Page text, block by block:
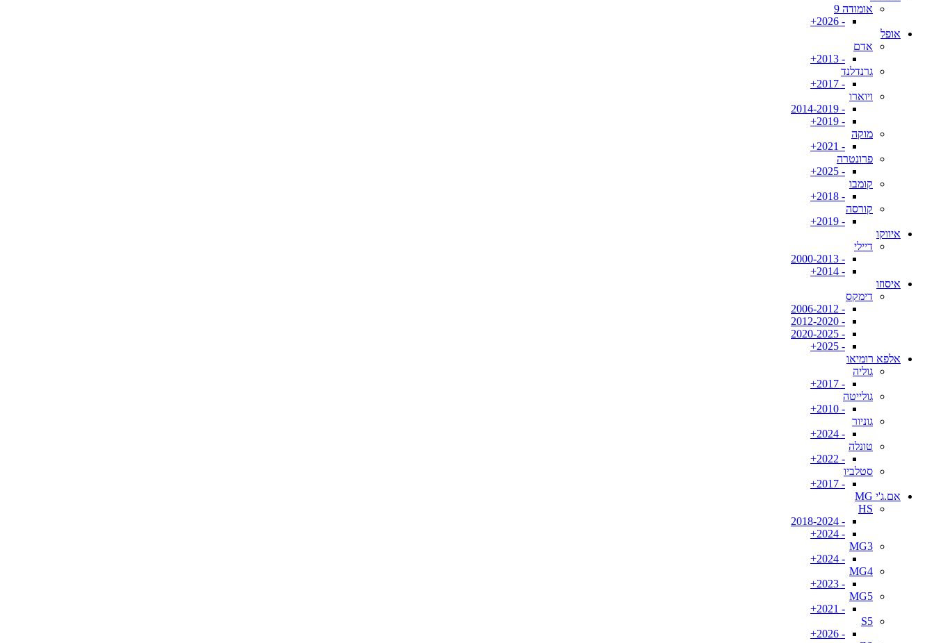
אומודה 9
- 2026+
אופל
אדם
- 2013+
גרנדלנד
- 2017+
ויוארו
- 2014-2019
- 2019+
מוקה
- 2021+
פרונטרה
- 2025+
קומבו
- 2018+
קורסה
- 2019+
איווקו
דיילי
- 2000-2013
- 2014+
איסוזו
דימקס
- 2006-2012
- 2012-2020
- 2020-2025
- 2025+
אלפא רומיאו
גוליה
- 2017+
גולייטה
- 2010+
גוניור
- 2024+
טונלה
- 2022+
סטלביו
- 2017+
אם.ג'י MG
HS
- 2018-2024
- 2024+
MG3
- 2024+
MG4
- 2023+
MG5
- 2021+
S5
- 2026+